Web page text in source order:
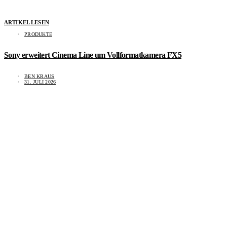
ARTIKEL LESEN
PRODUKTE
Sony erweitert Cinema Line um Vollformatkamera FX5
BEN KRAUS
31. JULI 2026